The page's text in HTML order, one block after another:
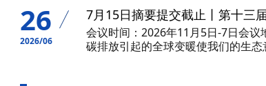
26
2026/06
会议时间：2026年11月5日-7日会议
碳排放引起的全球变暖使我们的生态